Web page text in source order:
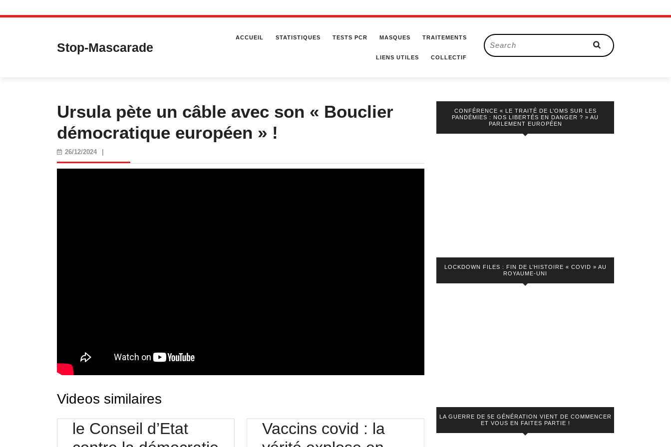
Skip
Stop-Mascarade
ACCUEIL STATISTIQUES TESTS PCR MASQUES TRAITEMENTS
LIENS UTILES COLLECTIF
Search
for:
Ursula pète un câble avec son « Bouclier
démocratique européen » !
26/12/202426/12/2024
Videos similaires
le Conseil d’Etat
Vaccins covid : la
CONFÉRENCE « LE TRAITÉ DE L’OMS SUR LES
PANDÉMIES : NOS LIBERTÉS EN DANGER ? » AU
PARLEMENT EUROPÉEN
LOCKDOWN FILES : FIN DE L’HISTOIRE « COVID » AU
ROYAUME-UNI
LA GUERRE DE 5E GÉNÉRATION VIENT DE COMMENCER
ET VOUS EN FAITES PARTIE !